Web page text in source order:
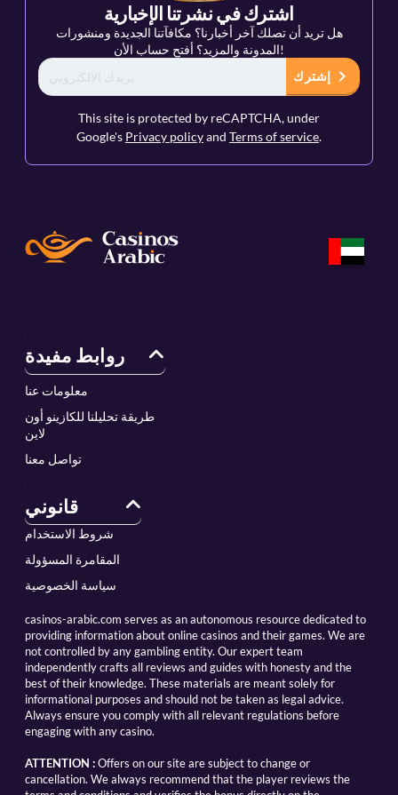
اشترك في نشرتنا الإخبارية
هل تريد أن تصلك آخر أخبارنا؟ مكافآتنا الجديدة ومنشورات
المدونة والمزيد؟ أفتح حساب الأن!
إشترك
This site is protected by reCAPTCHA, under
Google's Privacy policyand Terms of service.
روابط مفيدة
معلومات عنا
طريقة تحليلنا للكازينو أون
لاين
تواصل معنا
قانوني
شروط الاستخدام
المقامرة المسؤولة
سياسة الخصوصية
casinos-arabic.com serves as an autonomous resource dedicated to
providing information about online casinos and their games. We are
not controlled by any gambling entity. Our expert team
independently crafts all reviews and guides with honesty and the
best of their knowledge. These materials are meant solely for
informational purposes and should not be taken as legal advice.
Always ensure you comply with all relevant regulations before
engaging with any casino.
ATTENTION : Offers on our site are subject to change or
cancellation. We always recommend that the player reviews the